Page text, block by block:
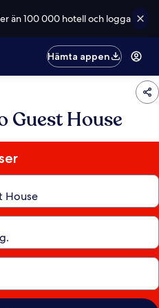
än 100 000 hotell och logga
Hämta appen
Guest House